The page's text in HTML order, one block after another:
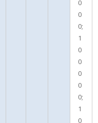
0
0
0;
1
0
0
0
0
0;
1
0